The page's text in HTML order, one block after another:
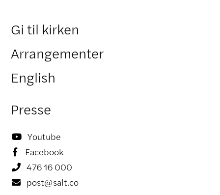
Gi til kirken
Arrangementer
English
Presse
 Youtube
 Facebook
 476 16 000
 post@salt.co